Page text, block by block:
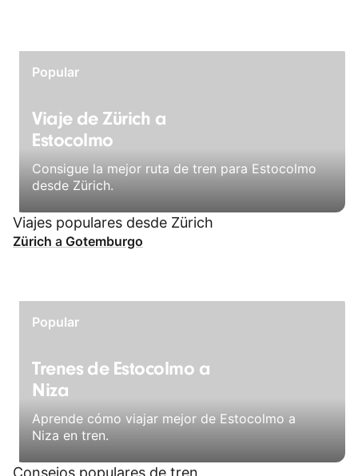
Popular
Viaje de Zürich a
Estocolmo
Consigue la mejor ruta de tren para Estocolmo
desde Zürich.
Viajes populares desde Zürich
Zürich a Gotemburgo
Popular
Trenes de Estocolmo a
Niza
Aprende cómo viajar mejor de Estocolmo a
Niza en tren.
Consejos populares de tren